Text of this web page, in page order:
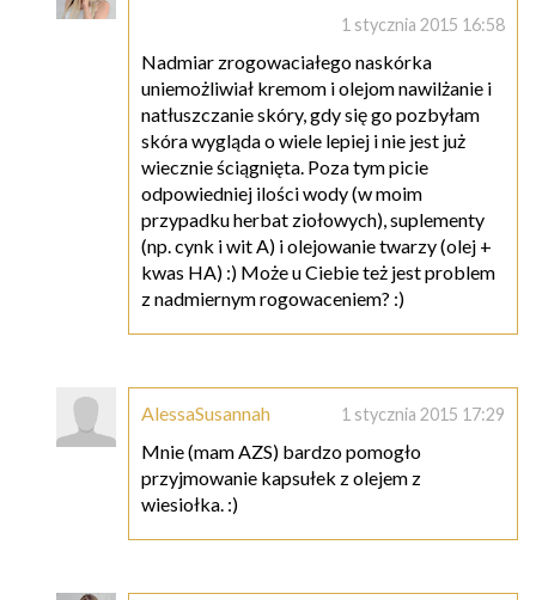
1 stycznia 2015 16:58
Nadmiar zrogowaciałego naskórka
uniemożliwiał kremom i olejom nawilżanie i
natłuszczanie skóry, gdy się go pozbyłam
skóra wygląda o wiele lepiej i nie jest już
wiecznie ściągnięta. Poza tym picie
odpowiedniej ilości wody (w moim
przypadku herbat ziołowych), suplementy
(np. cynk i wit A) i olejowanie twarzy (olej +
kwas HA) :) Może u Ciebie też jest problem
z nadmiernym rogowaceniem? :)
AlessaSusannah 1 stycznia 2015 17:29
Mnie (mam AZS) bardzo pomogło
przyjmowanie kapsułek z olejem z
wiesiołka. :)